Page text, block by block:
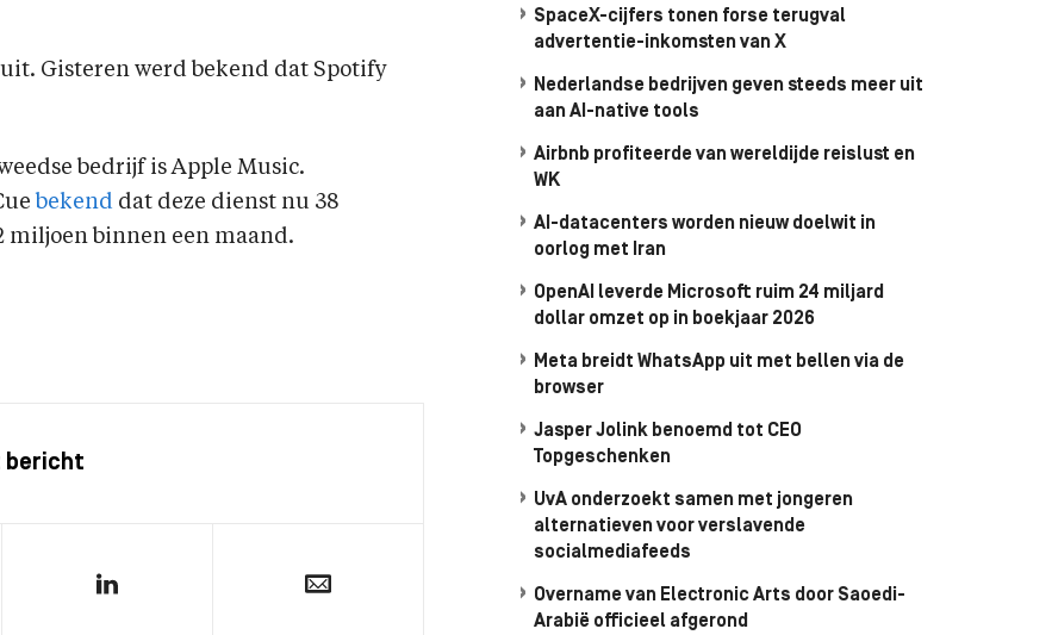
Gisteren werd bekend dat Spotify
bedrijf is Apple Music.
bekend dat deze dienst nu 38
miljoen binnen een maand.
bericht
SpaceX-cijfers tonen forse terugval
advertentie-inkomsten van X
Nederlandse bedrijven geven steeds meer uit
aan AI-native tools
Airbnb profiteerde van wereldijde reislust en
WK
AI-datacenters worden nieuw doelwit in
oorlog met Iran
OpenAI leverde Microsoft ruim 24 miljard
dollar omzet op in boekjaar 2026
Meta breidt WhatsApp uit met bellen via de
browser
Jasper Jolink benoemd tot CEO
Topgeschenken
UvA onderzoekt samen met jongeren
alternatieven voor verslavende
socialmediafeeds
Overname van Electronic Arts door Saoedi-
Arabië officieel afgerond